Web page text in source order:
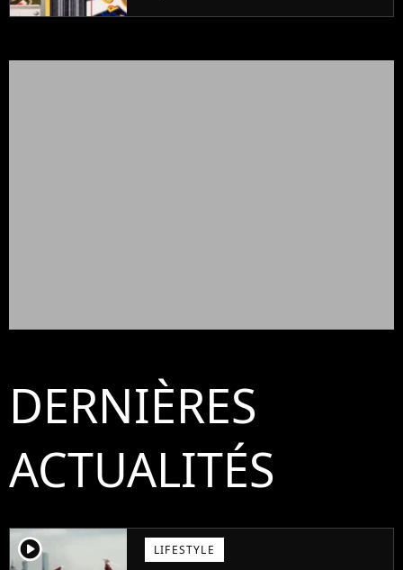
DERNIÈRES
ACTUALITÉS
player2 LIFESTYLE